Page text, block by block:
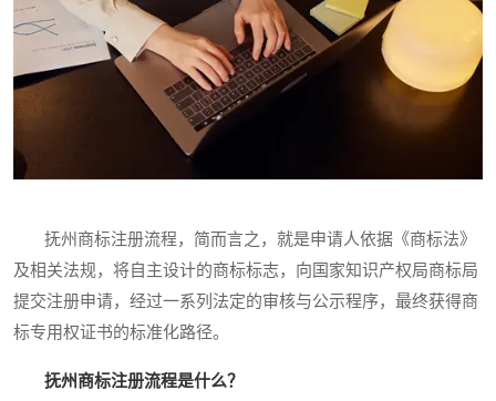
抚州商标注册流程，简而言之，就是申请人依据《商标法》
及相关法规，将自主设计的商标标志，向国家知识产权局商标局
提交注册申请，经过一系列法定的审核与公示程序，最终获得商
标专用权证书的标准化路径。
抚州商标注册流程是什么？